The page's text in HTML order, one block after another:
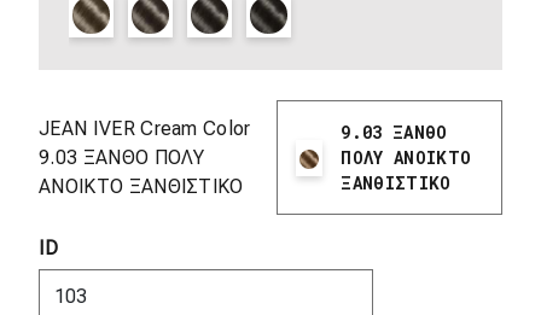
JEAN IVER Cream Color
9.03 ΞΑΝΘΟ ΠΟΛΥ
ΑΝΟΙΚΤΟ ΞΑΝΘΙΣΤΙΚΟ
9.03 ΞΑΝΘΟ
ΠΟΛΥ ΑΝΟΙΚΤΟ
ΞΑΝΘΙΣΤΙΚΟ
ID